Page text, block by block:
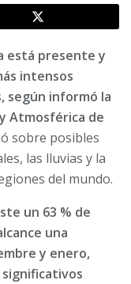
está presente y
intensos
según informó la
Atmosférica de
sobre posibles
las lluvias y la
del mundo.
un 63 % de
una
y enero,